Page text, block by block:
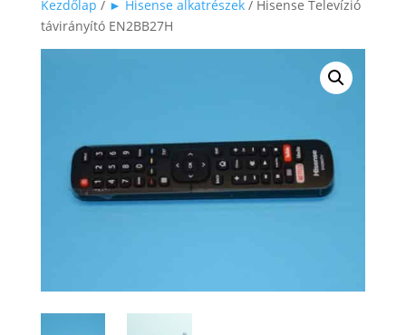
Kezdőlap / ► Hisense alkatrészek/ Hisense Televízió
távirányító EN2BB27H